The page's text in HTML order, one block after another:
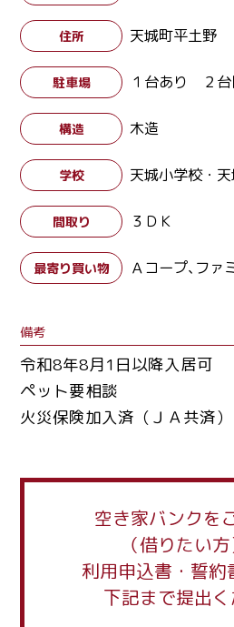
住所 天城町平土野
駐車場 １台あり ２台
構造 木造
学校 天城小学校・
間取り ３ＤＫ
最寄り買い物 Ａコープ､ファ
備考
令和8年8月1日以降入居可
ペット要相談
火災保険加入済（ＪＡ共済）
空き家バンクを
（借りたい方
利用申込書・誓約
下記まで提出く